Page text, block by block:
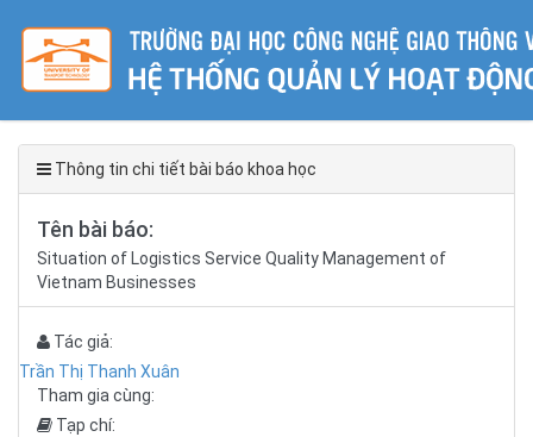
Thông tin chi tiết bài báo khoa học
Tên bài báo:
Situation of Logistics Service Quality Management of
Vietnam Businesses
Tác giả:
Trần Thị Thanh Xuân
Tham gia cùng:
Tạp chí: